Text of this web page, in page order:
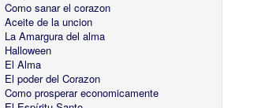
Como sanar el corazon
Aceite de la uncion
La Amargura del alma
Halloween
El Alma
El poder del Corazon
Como prosperar economicamente